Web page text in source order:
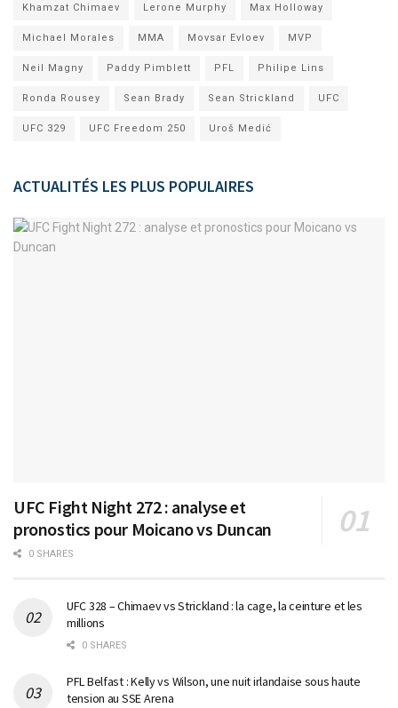
Khamzat Chimaev Lerone Murphy Max Holloway
Michael Morales MMA Movsar Evloev MVP
Neil Magny Paddy Pimblett PFL Philipe Lins
Ronda Rousey Sean Brady Sean Strickland UFC
UFC 329 UFC Freedom 250 Uroš Medić
ACTUALITÉS LES PLUS POPULAIRES
UFC Fight Night 272 : analyse et
pronostics pour Moicano vs Duncan
0 SHARES
UFC 328 – Chimaev vs Strickland : la cage, la ceinture et les
millions
0 SHARES
PFL Belfast : Kelly vs Wilson, une nuit irlandaise sous haute
tension au SSE Arena